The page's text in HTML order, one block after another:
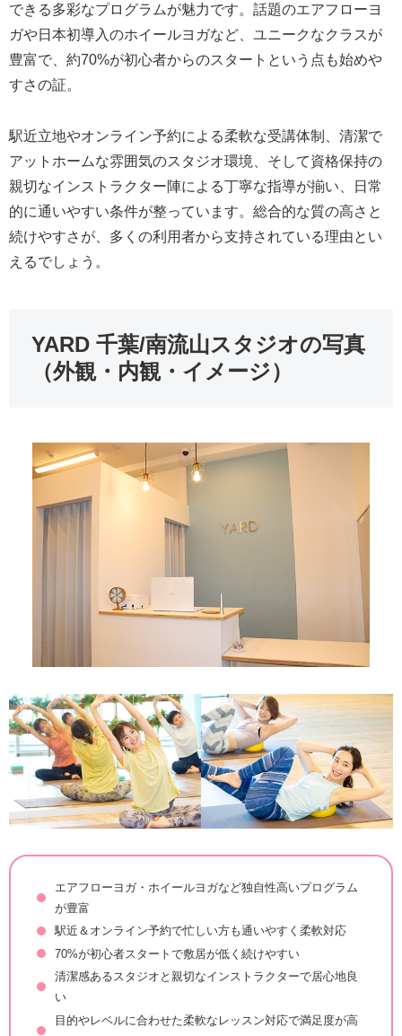
できる多彩なプログラムが魅力です。話題のエアフローヨ
ガや日本初導入のホイールヨガなど、ユニークなクラスが
豊富で、約70%が初心者からのスタートという点も始めや
すさの証。
駅近立地やオンライン予約による柔軟な受講体制、清潔で
アットホームな雰囲気のスタジオ環境、そして資格保持の
親切なインストラクター陣による丁寧な指導が揃い、日常
的に通いやすい条件が整っています。総合的な質の高さと
続けやすさが、多くの利用者から支持されている理由とい
えるでしょう。
YARD 千葉/南流山スタジオの写真
（外観・内観・イメージ）
エアフローヨガ・ホイールヨガなど独自性高いプログラム
が豊富
駅近＆オンライン予約で忙しい方も通いやすく柔軟対応
70%が初心者スタートで敷居が低く続けやすい
清潔感あるスタジオと親切なインストラクターで居心地良
い
目的やレベルに合わせた柔軟なレッスン対応で満足度が高